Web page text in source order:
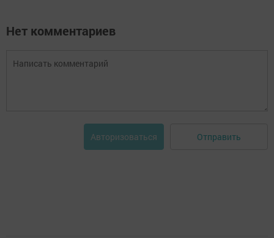
Нет комментариев
Авторизоваться Отправить